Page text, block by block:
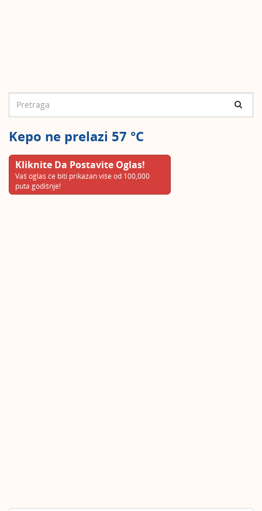
Kepo ne prelazi 57 °C
Kliknite Da Postavite Oglas!
Vaš oglas će biti prikazan više od 100,000
puta godišnje!